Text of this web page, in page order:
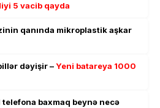
5 vacib qayda
qanında mikroplastik aşkar
dəyişir –Yeni batareya 1000
baxmaq beynə necə